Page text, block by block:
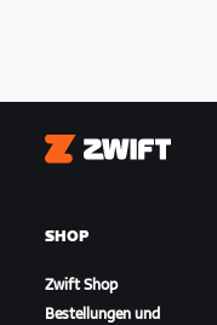
Zwift
SHOP
Zwift Shop
Bestellungen und